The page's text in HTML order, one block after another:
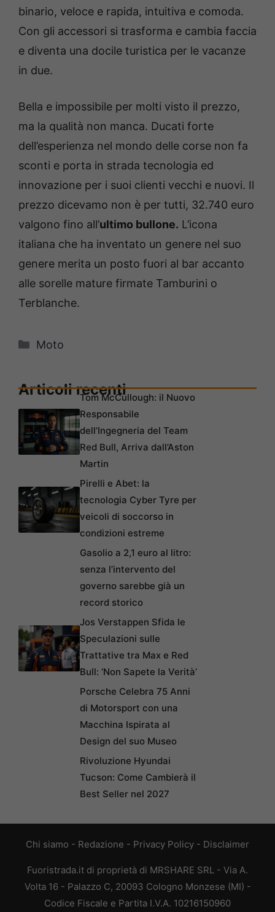
binario, veloce e rapida, intuitiva e comoda.
Con gli accessori si trasforma e cambia faccia
e diventa una docile turistica per le vacanze
in due.
Bella e impossibile per molti visto il prezzo,
ma la qualità non manca. Ducati forte
dell’esperienza nel mondo delle corse non fa
sconti e porta in strada tecnologia ed
innovazione per i suoi clienti vecchi e nuovi. Il
prezzo dicevamo non è per tutti, 32.740 euro
valgono fino all’ultimo bullone. L’icona
italiana che ha inventato un genere nel suo
genere merita un posto fuori al bar accanto
alle sorelle mature firmate Tamburini o
Terblanche.
Categorie
Moto
Articoli recentiTom McCullough: il Nuovo
Responsabile
dell’Ingegneria del Team
Red Bull, Arriva dall’Aston
Martin
Pirelli e Abet: la
tecnologia Cyber Tyre per
veicoli di soccorso in
condizioni estreme
Gasolio a 2,1 euro al litro:
senza l’intervento del
governo sarebbe già un
record storico
Jos Verstappen Sfida le
Speculazioni sulle
Trattative tra Max e Red
Bull: ‘Non Sapete la Verità’
Porsche Celebra 75 Anni
di Motorsport con una
Macchina Ispirata al
Design del suo Museo
Rivoluzione Hyundai
Tucson: Come Cambierà il
Best Seller nel 2027
Chi siamo - Redazione - Privacy Policy - Disclaimer
Fuoristrada.it di proprietà di MRSHARE SRL - Via A.
Volta 16 - Palazzo C, 20093 Cologno Monzese (MI) -
Codice Fiscale e Partita I.V.A. 10216150960